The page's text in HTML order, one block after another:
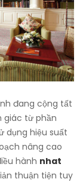
đang cộng tất
giác từ phần
dụng hiệu suất
nâng cao
hành nhat
thuận tiện tuy